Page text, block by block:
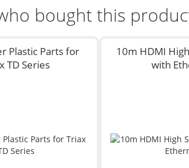
bought this
Plastic Parts for
TD Series
10m HDMI
with